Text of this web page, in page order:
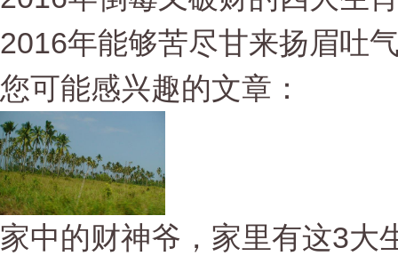
2016年能够苦尽甘来扬眉吐
您可能感兴趣的文章：
家中的财神爷，家里有这3大